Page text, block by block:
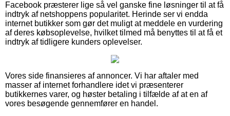
Facebook præsterer lige så vel ganske fine løsninger til at få
indtryk af netshoppens popularitet. Herinde ser vi endda
internet butikker som gør det muligt at meddele en vurdering
af deres købsoplevelse, hvilket tilmed må benyttes til at få et
indtryk af tidligere kunders oplevelser.
Vores side finansieres af annoncer. Vi har aftaler med
masser af internet forhandlere idet vi præsenterer
butikkernes varer, og høster betaling i tilfælde af at en af
vores besøgende gennemfører en handel.